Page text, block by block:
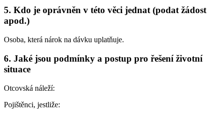
5. Kdo je oprávněn v této věci jednat (podat žádost
apod.)
Osoba, která nárok na dávku uplatňuje.
6. Jaké jsou podmínky a postup pro řešení životní
situace
Otcovská náleží:
Pojištěnci, jestliže: